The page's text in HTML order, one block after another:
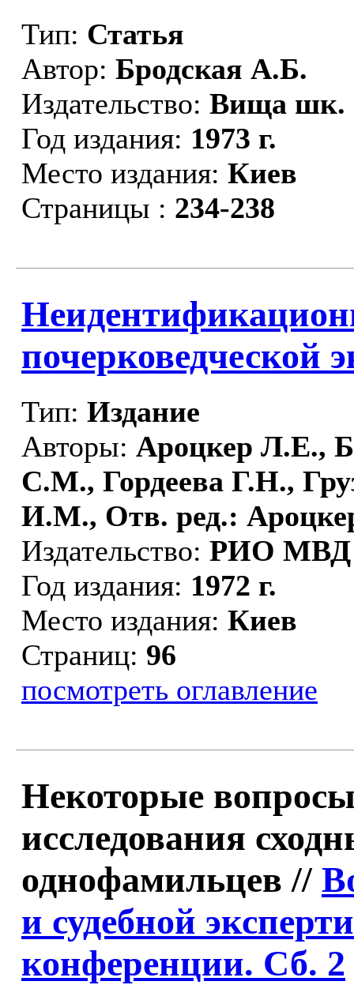
Тип: Статья
Автор: Бродская А.Б.
Издательство: Вища шк.
Год издания: 1973 г.
Место издания: Киев
Страницы : 234-238
почерковедческой
Тип: Издание
Авторы: Ароцкер Л.Е.,
С.М., Гордеева Г.Н.,
И.М., Отв. ред.:
Издательство: РИО
Год издания: 1972 г.
Место издания: Киев
Страниц: 96
посмотреть оглавление
Некоторые
исследования
однофамильцев //
и судебной
конференции. Сб. 2